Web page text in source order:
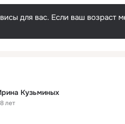
для вас. Если ваш возраст
Кузьминых
лет